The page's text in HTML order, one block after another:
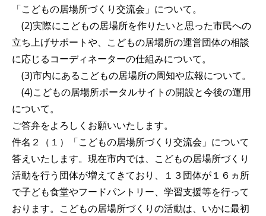
「こどもの居場所づくり交流会」について。
(2)実際にこどもの居場所を作りたいと思った市民への
立ち上げサポートや、こどもの居場所の運営団体の相談
に応じるコーディネーターの仕組みについて。
(3)市内にあるこどもの居場所の周知や広報について。
(4)こどもの居場所ポータルサイトの開設と今後の運用
について。
ご答弁をよろしくお願いいたします。
件名２（１）「こどもの居場所づくり交流会」について
答えいたします。現在市内では、こどもの居場所づくり
活動を行う団体が増えてきており、１３団体が１６ヵ所
で子ども食堂やフードパントリー、学習支援等を行って
おります。こどもの居場所づくりの活動は、いかに最初